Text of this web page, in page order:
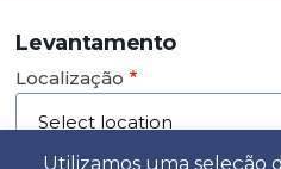
Utilizamos uma seleção
Levantamento
Localização